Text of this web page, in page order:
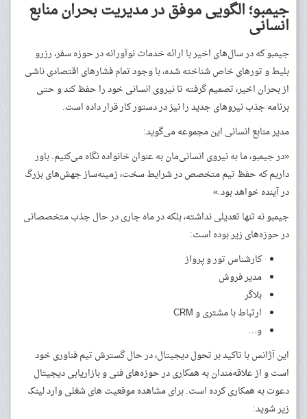
جیمبو؛ الگویی موفق در مدیریت بحران منابع
انسانی
جیمبو که در سال‌های اخیر با ارائه خدمات نوآورانه در حوزه سفر، رزرو
بلیط و تورهای خاص شناخته شده، با وجود تمام فشارهای اقتصادی ناشی
از بحران اخیر، تصمیم گرفته تا نیروی انسانی خود را حفظ کند و حتی
برنامه جذب نیروهای جدید را نیز در دستور کار قرار داده است.
مدیر منابع انسانی این مجموعه می‌گوید:
«در جیمبو، ما به نیروی انسانی‌مان به عنوان خانواده نگاه می‌کنیم. باور
داریم که حفظ تیم متخصص در شرایط سخت، زمینه‌ساز جهش‌های بزرگ
در آینده خواهد بود.»
جیمبو نه تنها تعدیلی نداشته، بلکه در ماه جاری در حال جذب متخصصانی
در حوزه‌های زیر بوده است:
کارشناس تور و پرواز
مدیر فروش
بلاگر
ارتباط با مشتری و CRM
و…
این آژانس با تاکید بر تحول دیجیتال، در حال گسترش تیم فناوری خود
است و از علاقه‌مندان به همکاری در حوزه‌های فنی و بازاریابی دیجیتال
دعوت به همکاری کرده است. برای مشاهده موقعیت های شغلی وارد لینک
زیر شوید: